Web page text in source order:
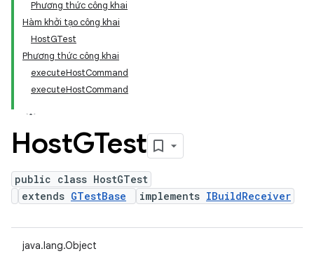
Phương thức công khai
Hàm khởi tạo công khai
HostGTest
Phương thức công khai
executeHostCommand
executeHostCommand
HostGTest
public class HostGTest
extends GTestBase implements IBuildReceiver
java.lang.Object